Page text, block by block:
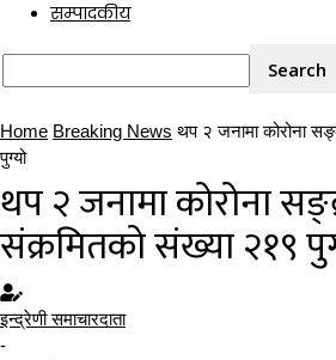
सम्पादकीय
Home Breaking News थप २ जनामा कोरोना
पुग्यो
थप २ जनामा कोरोना
संक्रमितको संख्या २१९
इन्द्रेणी समाचारदाता
-